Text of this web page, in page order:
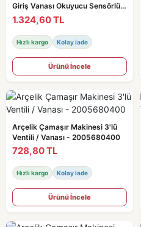
Giriş Vanası Okuyucu Sensörlü /
Ventili - 00606001
1.324,60 TL
Hızlı kargo Kolay iade
Ürünü İncele
Arçelik Çamaşır Makinesi 3'lü
Ventili / Vanası - 2005680400
728,80 TL
Hızlı kargo Kolay iade
Ürünü İncele